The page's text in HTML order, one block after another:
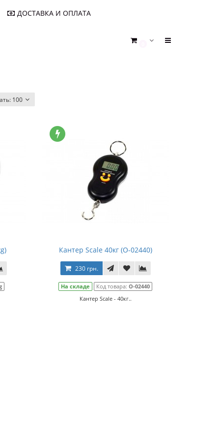
ДОСТАВКА И ОПЛАТА
100
Кантер Scale 40кг (О-02440)
230 грн.
На складе Код товара:О-02440
Кантер Scale - 40кг..